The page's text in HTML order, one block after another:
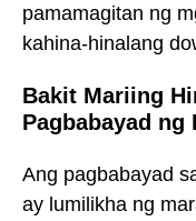
pamamagitan ng
kahina-hinalang
Bakit Mariing
Pagbabayad ng
Ang pagbabayad
ay lumilikha ng